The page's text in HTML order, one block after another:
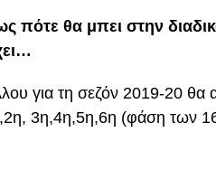
πότε θα μπει στην
για τη σεζόν 2019-20 θα
3η,4η,5η,6η (φάση των